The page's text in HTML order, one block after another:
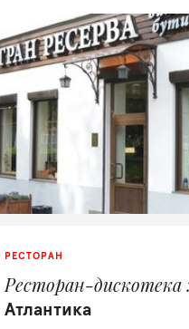
РЕСТОРАН
Ресторан-дискотека
Атлантика